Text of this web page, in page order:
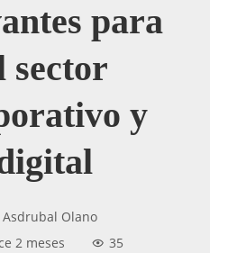
para
sector
y
Asdrubal Olano
2 meses
35